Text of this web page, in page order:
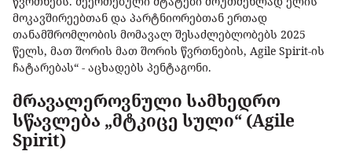
მოკავშირეებთან და პარტნიორებთან ერთად
თანამშრომლობის მომავალ შესაძლებლობებს 2025
წელს, მათ შორის მათ შორის წვრთნების, Agile Spirit-ის
ჩატარებას“ - აცხადებს პენტაგონი.
მრავალეროვნული სამხედრო
სწავლება „მტკიცე სული“ (Agile
Spirit)